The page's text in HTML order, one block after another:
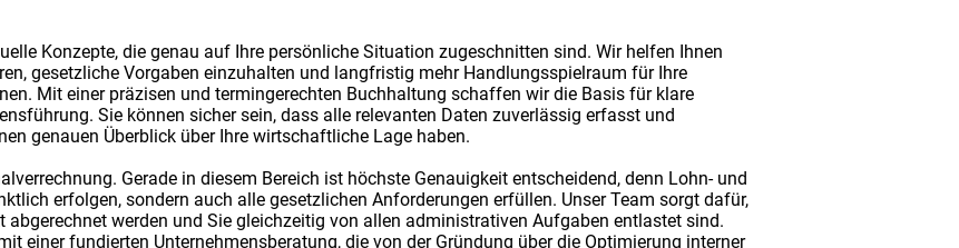
Konzepte, die genau auf Ihre persönliche Situation zugeschnitten sind. Wir helfen Ihnen
gesetzliche Vorgaben einzuhalten und langfristig mehr Handlungsspielraum für Ihre
Mit einer präzisen und termingerechten Buchhaltung schaffen wir die Basis für klare
Sie können sicher sein, dass alle relevanten Daten zuverlässig erfasst und
genauen Überblick über Ihre wirtschaftliche Lage haben.
Gerade in diesem Bereich ist höchste Genauigkeit entscheidend, denn Lohn- und
erfolgen, sondern auch alle gesetzlichen Anforderungen erfüllen. Unser Team sorgt dafür,
werden und Sie gleichzeitig von allen administrativen Aufgaben entlastet sind.
einer fundierten Unternehmensberatung, die von der Gründung über die Optimierung interner